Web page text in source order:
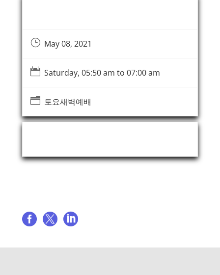
}May 08, 2021
 Saturday, 05:50 am to 07:00 am
n토요새벽예배
  